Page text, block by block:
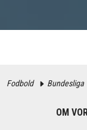
Fodbold Bundesliga
OM